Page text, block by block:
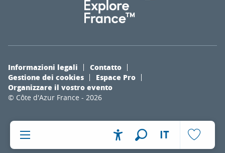
Accessibilité
IT
© Côte d'Azur France - 2026
Informazioni legali
Contatto
Gestione dei cookies
Espace Pro
Organizzare il vostro evento